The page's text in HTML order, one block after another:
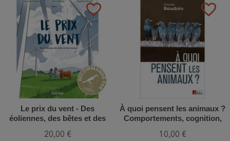
favorite_border
Le prix du vent - Des
éoliennes, des bêtes et des
20,00 €
favorite_border
À quoi pensent les animaux ?
Comportements, cognition,
10,00 €